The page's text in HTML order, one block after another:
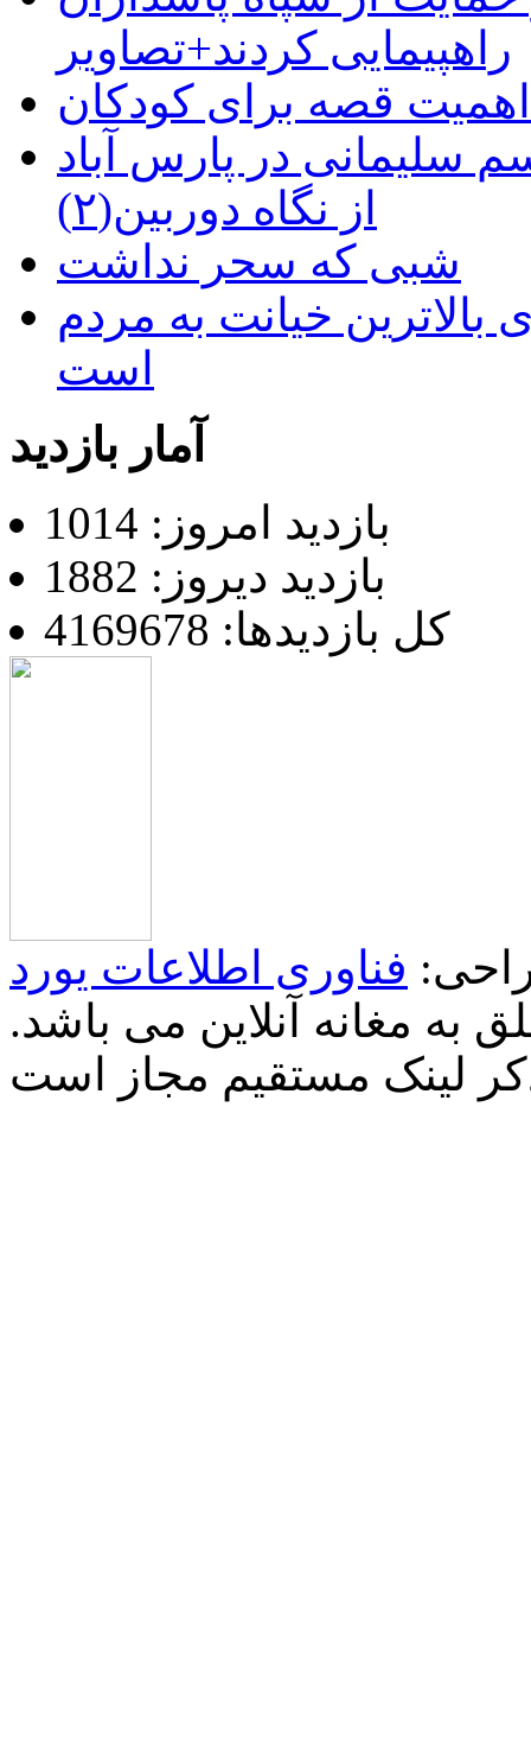
راهپیمایی کردند+تصاویر
سلیمانی در پارس آباد
از نگاه دوربین(۲)
شبی که سحر نداشت
خیانت به مردم
است
آمار بازدید
بازدید امروز: 1014
بازدید دیروز: 1882
کل بازدیدها: 4169678
فناوری اطلاعات یورد
به مغانه آنلاین می باشد.